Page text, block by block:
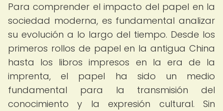
Para comprender el impacto del papel en la
sociedad moderna, es fundamental analizar
su evolución a lo largo del tiempo. Desde los
primeros rollos de papel en la antigua China
hasta los libros impresos en la era de la
imprenta, el papel ha sido un medio
fundamental para la transmisión del
conocimiento y la expresión cultural. Sin